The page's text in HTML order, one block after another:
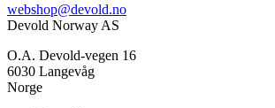
webshop@devold.no
Devold Norway AS
O.A. Devold-vegen 16
6030 Langevåg
Norge